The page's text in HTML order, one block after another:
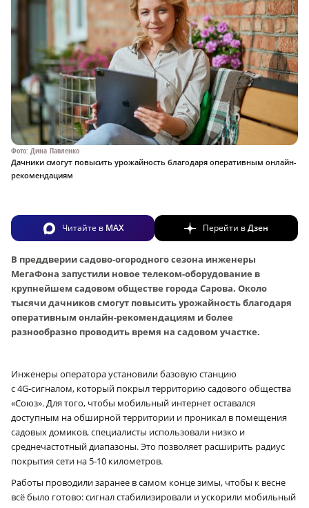
Фото: Дина Павленко
Дачники смогут повысить урожайность благодаря оперативным онлайн-
рекомендациям
Читайте в MAX Перейти вДзен
В преддверии садово‑огородного сезона инженеры
МегаФона запустили новое телеком-оборудование в
крупнейшем садовом обществе города Сарова. Около
тысячи дачников смогут повысить урожайность благодаря
оперативным онлайн-рекомендациям и более
разнообразно проводить время на садовом участке.
Инженеры оператора установили базовую станцию
с 4G‑сигналом, который покрыл территорию садового общества
«Союз». Для того, чтобы мобильный интернет оставался
доступным на обширной территории и проникал в помещения
садовых домиков, специалисты использовали низко и
среднечастотный диапазоны. Это позволяет расширить радиус
покрытия сети на 5‑10 километров.
Работы проводили заранее в самом конце зимы, чтобы к весне
всё было готово: сигнал стабилизировали и ускорили мобильный